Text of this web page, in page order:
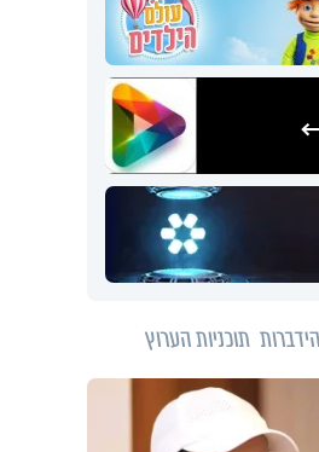
תוכניות הערוץ